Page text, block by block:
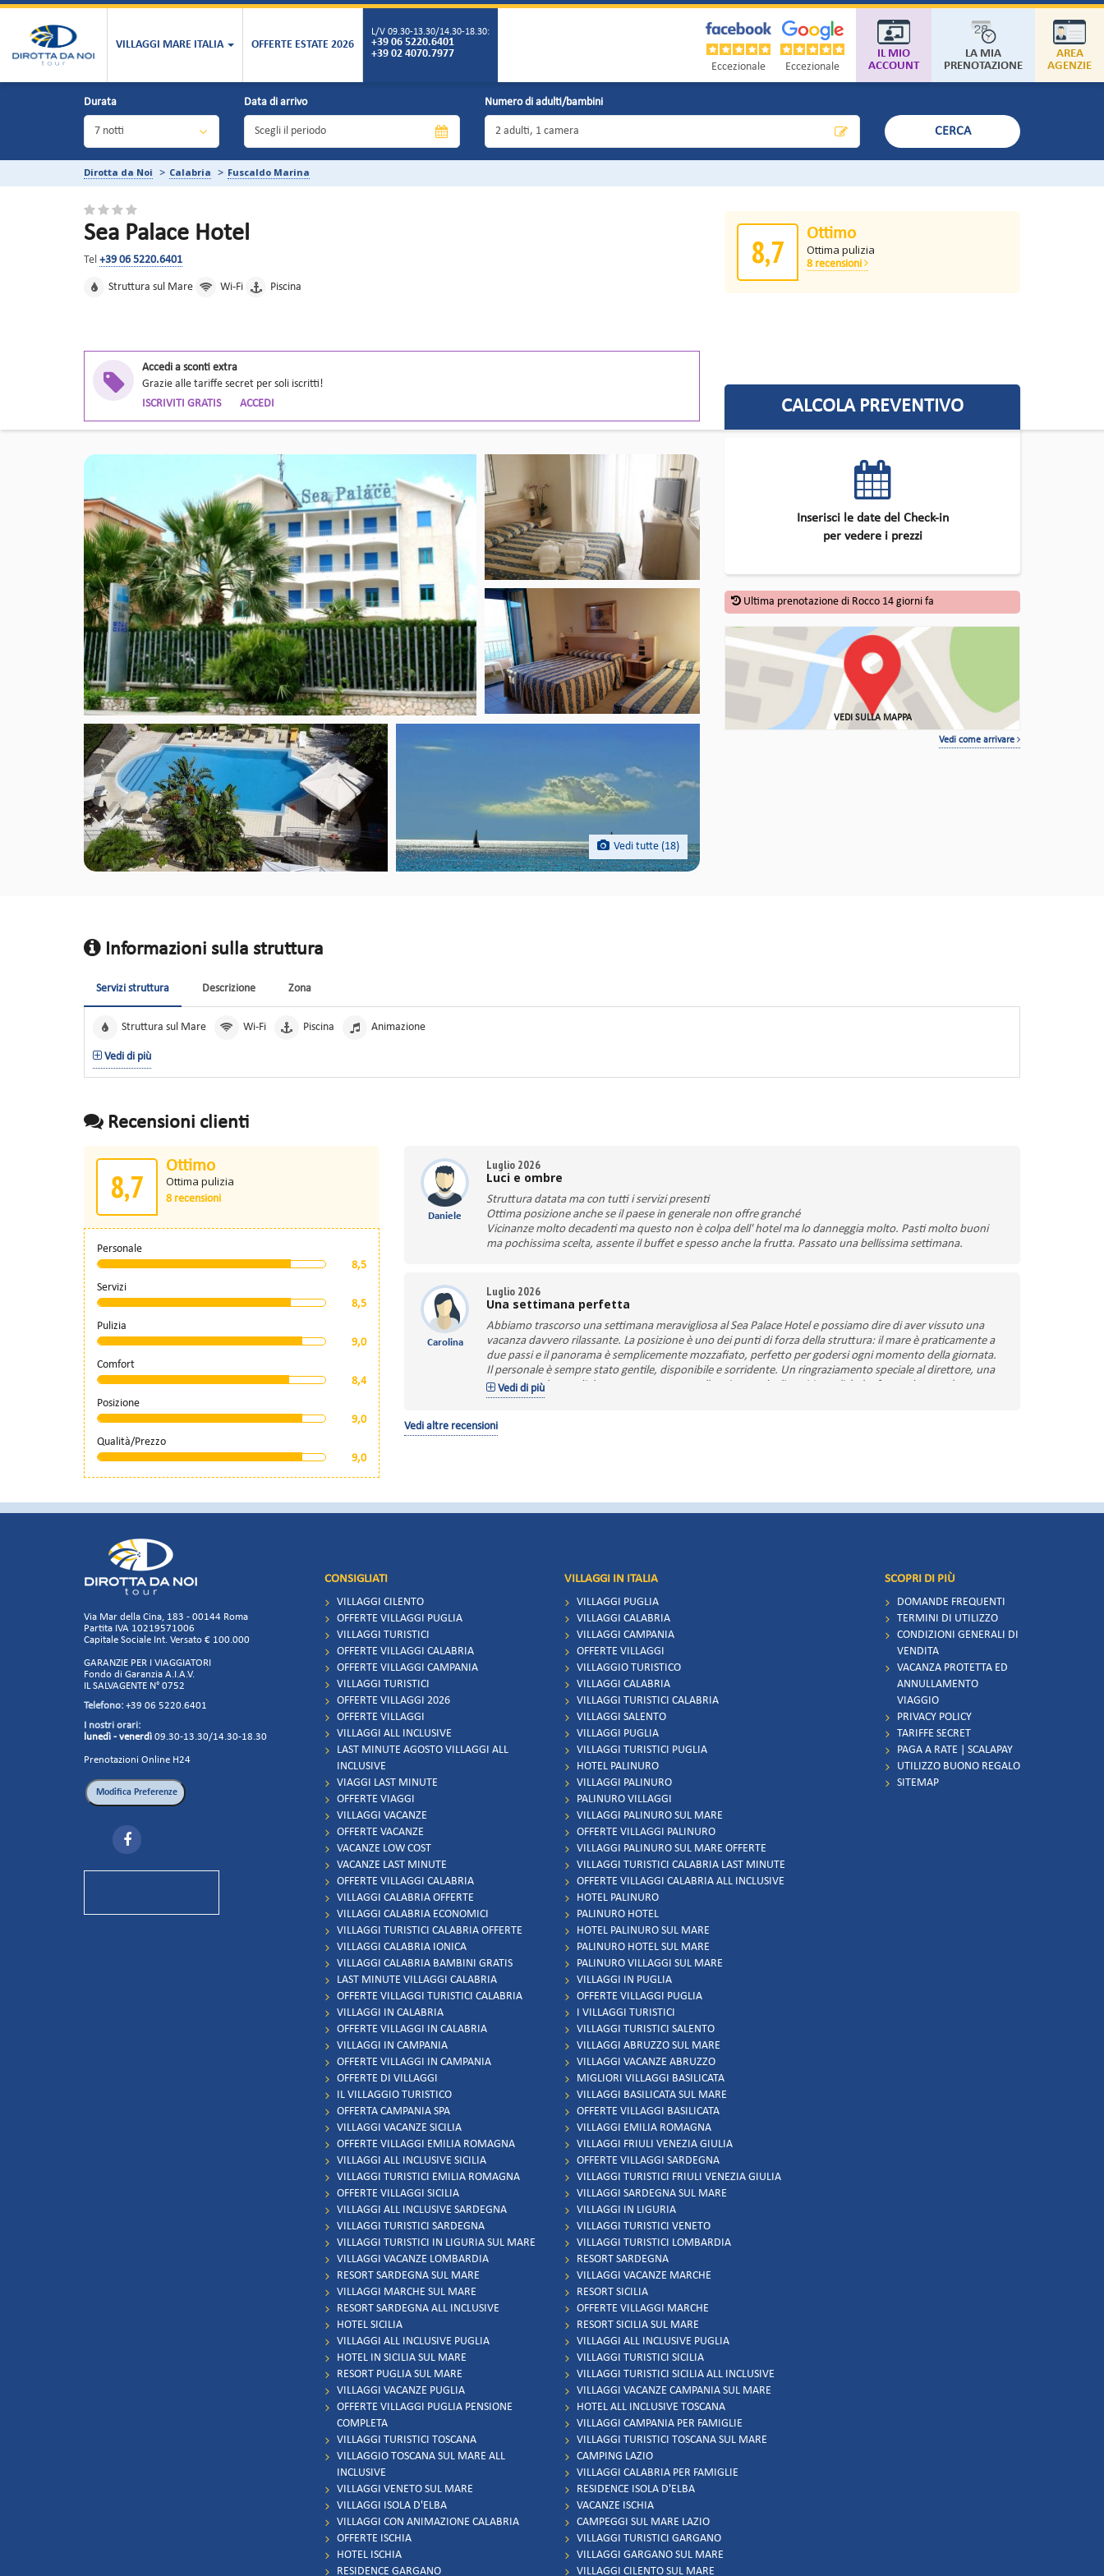
Eccezionale Eccezionale
IL MIO
ACCOUNT
LA MIA
PRENOTAZIONE
AREA
AGENZIE
VILLAGGI MARE ITALIA OFFERTE ESTATE 2026
L/V 09.30-13.30/14.30-18.30:
+39 06 5220.6401
+39 02 4070.7977
Durata Data di arrivo Numero di adulti/bambini
CERCA
Dirotta da Noi Calabria Fuscaldo Marina
Sea Palace Hotel
Tel +39 06 5220.6401
Struttura sul Mare Wi-Fi Piscina
Accedi a sconti extra
Grazie alle tariffe secret per soli iscritti!
ISCRIVITI GRATIS
ACCEDI
8,7 Ottimo
Ottima pulizia
8 recensioni
Vedi tutte (18)
CALCOLA PREVENTIVO
Inserisci le date del Check-in
per vedere i prezzi
Ultima prenotazione di Rocco 14 giorni fa
VEDI SULLA MAPPA
Vedi come arrivare
Informazioni sulla struttura
Servizi struttura Descrizione Zona
Struttura sul Mare Wi-Fi Piscina Animazione
Vedi di più
Recensioni clienti
8,7
Ottimo
Ottima pulizia
8 recensioni
Personale
8,5
Servizi
8,5
Pulizia
9,0
Comfort
8,4
Posizione
9,0
Qualità/Prezzo
9,0
Daniele
Luglio 2026
Luci e ombre
Struttura datata ma con tutti i servizi presenti
Ottima posizione anche se il paese in generale non offre granché
Vicinanze molto decadenti ma questo non è colpa dell' hotel ma lo danneggia molto. Pasti molto buoni
ma pochissima scelta, assente il buffet e spesso anche la frutta. Passato una bellissima settimana.
Carolina
Luglio 2026
Una settimana perfetta
Abbiamo trascorso una settimana meravigliosa al Sea Palace Hotel e possiamo dire di aver vissuto una
vacanza davvero rilassante. La posizione è uno dei punti di forza della struttura: il mare è praticamente a
due passi e il panorama è semplicemente mozzafiato, perfetto per godersi ogni momento della giornata.
Il personale è sempre stato gentile, disponibile e sorridente. Un ringraziamento speciale al direttore, una
persona molto cordiale, presente e attenta alle esigenze degli ospiti, qualità che fanno davvero la
differenza. Ottima anche la cucina: piatti vari, abbondanti e sempre molto buoni, con prodotti di qualità.
Cappuccio, illusionista di grande talento, che con la sua simpatia e i suoi spettacoli ha regalato momenti di
Vedi di più
Vedi altre recensioni
Via Mar della Cina, 183 - 00144 Roma
Partita IVA 10219571006
Capitale Sociale Int. Versato € 100.000
GARANZIE PER I VIAGGIATORI
Fondo di Garanzia A.I.A.V.
IL SALVAGENTE N° 0752
Telefono: +39 06 5220.6401
I nostri orari:
lunedì - venerdì 09.30-13.30/14.30-18.30
Prenotazioni Online H24
CONSIGLIATI
VILLAGGI CILENTO
OFFERTE VILLAGGI PUGLIA
VILLAGGI TURISTICI
OFFERTE VILLAGGI CALABRIA
OFFERTE VILLAGGI CAMPANIA
VILLAGGI TURISTICI
OFFERTE VILLAGGI 2026
OFFERTE VILLAGGI
VILLAGGI ALL INCLUSIVE
LAST MINUTE AGOSTO VILLAGGI ALL
INCLUSIVE
VIAGGI LAST MINUTE
OFFERTE VIAGGI
VILLAGGI VACANZE
OFFERTE VACANZE
VACANZE LOW COST
VACANZE LAST MINUTE
OFFERTE VILLAGGI CALABRIA
VILLAGGI CALABRIA OFFERTE
VILLAGGI CALABRIA ECONOMICI
VILLAGGI TURISTICI CALABRIA OFFERTE
VILLAGGI CALABRIA IONICA
VILLAGGI CALABRIA BAMBINI GRATIS
LAST MINUTE VILLAGGI CALABRIA
OFFERTE VILLAGGI TURISTICI CALABRIA
VILLAGGI IN CALABRIA
OFFERTE VILLAGGI IN CALABRIA
VILLAGGI IN CAMPANIA
OFFERTE VILLAGGI IN CAMPANIA
OFFERTE DI VILLAGGI
IL VILLAGGIO TURISTICO
OFFERTA CAMPANIA SPA
VILLAGGI VACANZE SICILIA
OFFERTE VILLAGGI EMILIA ROMAGNA
VILLAGGI ALL INCLUSIVE SICILIA
VILLAGGI TURISTICI EMILIA ROMAGNA
OFFERTE VILLAGGI SICILIA
VILLAGGI ALL INCLUSIVE SARDEGNA
VILLAGGI TURISTICI SARDEGNA
VILLAGGI TURISTICI IN LIGURIA SUL MARE
VILLAGGI VACANZE LOMBARDIA
RESORT SARDEGNA SUL MARE
VILLAGGI MARCHE SUL MARE
RESORT SARDEGNA ALL INCLUSIVE
HOTEL SICILIA
VILLAGGI ALL INCLUSIVE PUGLIA
HOTEL IN SICILIA SUL MARE
RESORT PUGLIA SUL MARE
VILLAGGI VACANZE PUGLIA
OFFERTE VILLAGGI PUGLIA PENSIONE
COMPLETA
VILLAGGI TURISTICI TOSCANA
VILLAGGIO TOSCANA SUL MARE ALL
INCLUSIVE
VILLAGGI VENETO SUL MARE
VILLAGGI ISOLA D'ELBA
VILLAGGI CON ANIMAZIONE CALABRIA
OFFERTE ISCHIA
HOTEL ISCHIA
RESIDENCE GARGANO
VILLAGGI IN ITALIA
VILLAGGI PUGLIA
VILLAGGI CALABRIA
VILLAGGI CAMPANIA
OFFERTE VILLAGGI
VILLAGGIO TURISTICO
VILLAGGI CALABRIA
VILLAGGI TURISTICI CALABRIA
VILLAGGI SALENTO
VILLAGGI PUGLIA
VILLAGGI TURISTICI PUGLIA
HOTEL PALINURO
VILLAGGI PALINURO
PALINURO VILLAGGI
VILLAGGI PALINURO SUL MARE
OFFERTE VILLAGGI PALINURO
VILLAGGI PALINURO SUL MARE OFFERTE
VILLAGGI TURISTICI CALABRIA LAST MINUTE
OFFERTE VILLAGGI CALABRIA ALL INCLUSIVE
HOTEL PALINURO
PALINURO HOTEL
HOTEL PALINURO SUL MARE
PALINURO HOTEL SUL MARE
PALINURO VILLAGGI SUL MARE
VILLAGGI IN PUGLIA
OFFERTE VILLAGGI PUGLIA
I VILLAGGI TURISTICI
VILLAGGI TURISTICI SALENTO
VILLAGGI ABRUZZO SUL MARE
VILLAGGI VACANZE ABRUZZO
MIGLIORI VILLAGGI BASILICATA
VILLAGGI BASILICATA SUL MARE
OFFERTE VILLAGGI BASILICATA
VILLAGGI EMILIA ROMAGNA
VILLAGGI FRIULI VENEZIA GIULIA
OFFERTE VILLAGGI SARDEGNA
VILLAGGI TURISTICI FRIULI VENEZIA GIULIA
VILLAGGI SARDEGNA SUL MARE
VILLAGGI IN LIGURIA
VILLAGGI TURISTICI VENETO
VILLAGGI TURISTICI LOMBARDIA
RESORT SARDEGNA
VILLAGGI VACANZE MARCHE
RESORT SICILIA
OFFERTE VILLAGGI MARCHE
RESORT SICILIA SUL MARE
VILLAGGI ALL INCLUSIVE PUGLIA
VILLAGGI TURISTICI SICILIA
VILLAGGI TURISTICI SICILIA ALL INCLUSIVE
VILLAGGI VACANZE CAMPANIA SUL MARE
HOTEL ALL INCLUSIVE TOSCANA
VILLAGGI CAMPANIA PER FAMIGLIE
VILLAGGI TURISTICI TOSCANA SUL MARE
CAMPING LAZIO
VILLAGGI CALABRIA PER FAMIGLIE
RESIDENCE ISOLA D'ELBA
VACANZE ISCHIA
CAMPEGGI SUL MARE LAZIO
VILLAGGI TURISTICI GARGANO
VILLAGGI GARGANO SUL MARE
VILLAGGI CILENTO SUL MARE
SCOPRI DI PIÙ
DOMANDE FREQUENTI
TERMINI DI UTILIZZO
CONDIZIONI GENERALI DI
VENDITA
VACANZA PROTETTA ED
ANNULLAMENTO
VIAGGIO
PRIVACY POLICY
TARIFFE SECRET
PAGA A RATE | SCALAPAY
UTILIZZO BUONO REGALO
SITEMAP